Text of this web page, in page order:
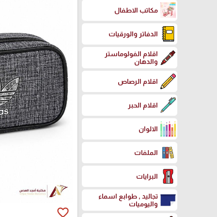
مكاتب الاطفال
الدفاتر والورقيات
اقلام الفولوماستر
والدهان
اقلام الرصاص
اقلام الحبر
الالوان
الملفات
البرايات
تجاليد , طوابع اسماء
واليوميات
favorite_border